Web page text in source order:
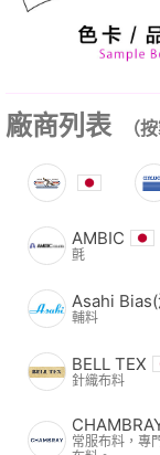
廠商列表 （
AMBIC
氈
Asahi
輔料
BELL TEX
針織布料
常服布料，專